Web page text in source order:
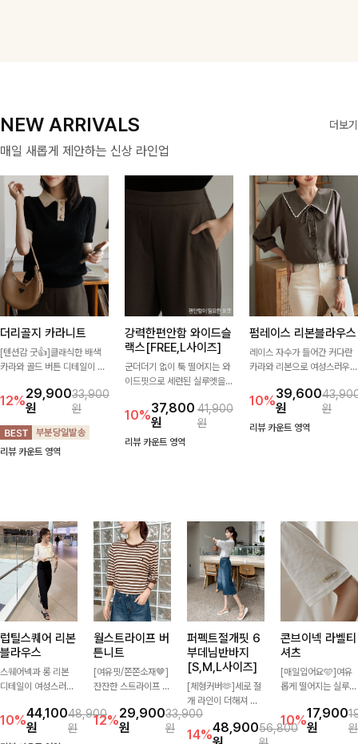
NEW ARRIVALS 더보기
매일 새롭게 제안하는 신상 라인업
더리골지 카라니트
[텐션감 굿👍]클래식한 배색
카라와 골드 버튼 디테일이 세
입니다. 세로 골지 짜임이 슬림
한 실루엣을 연출해 단정하면
서도 여성스러운 무드를 완성
해드려요.
12%29,900
원
33,900
원
리뷰 카운트 영역
강력한편안함 와이드슬
랙스[FREE,L사이즈]
군더더기 없이 툭 떨어지는 와
이드핏으로 세련된 실루엣을
끔한 디자인과 롱한 기장감으
로 다리가 길어 보이고 뒷밴딩
으로 편안하기까지-
10%37,800
원
41,900
원
리뷰 카운트 영역
펌레이스 리본블라우스
레이스 자수가 들어간 커다란
카라와 리본으로 여성스러우면
껴지는 블라우스에요🤎
10%39,600
원
원
리뷰 카운트 영역
럽틸스퀘어 리본
블라우스
스퀘어넥과 롱 리본
디테일이 여성스러운
는 블라우스입니다.
자연스럽게 잡힌 셔링
10%44,100
원
48,900
원
월스트라이프 버
튼니트
[여유핏/쫀쫀소재🤎]
잔잔한 스트라이프 패
더해져 캐주얼하면서
도 세련된 무드를 연
12%29,900
원
33,900
원
퍼펙트절개핏 6
부데님반바지
[S,M,L사이즈]
[체형커버🫶]세로 절
개 라인이 더해져 다
리 라인을 더욱 길고
슬림하게 연출해주는
14%48,90056,800
콘브이넥 라벨티
셔츠
[매일입어요🩵]여유
롭게 떨어지는 실루엣
자인으로 데일리하게
즐기기 좋은 티셔츠-
10%17,900
원
원